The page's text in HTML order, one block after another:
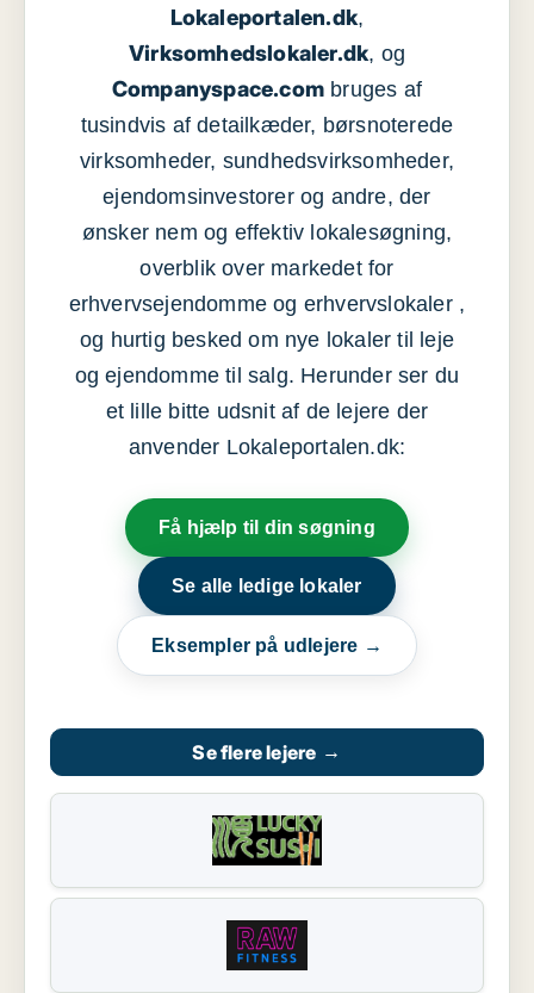
Lokaleportalen.dk,
Virksomhedslokaler.dk, og
Companyspace.com bruges af
tusindvis af detailkæder, børsnoterede
virksomheder, sundhedsvirksomheder,
ejendomsinvestorer og andre, der
ønsker nem og effektiv lokalesøgning,
overblik over markedet for
erhvervsejendomme og erhvervslokaler ,
og hurtig besked om nye lokaler til leje
og ejendomme til salg. Herunder ser du
et lille bitte udsnit af de lejere der
anvender Lokaleportalen.dk:
Få hjælp til din søgning
Se alle ledige lokaler
Eksempler på udlejere →
Se flere lejere →